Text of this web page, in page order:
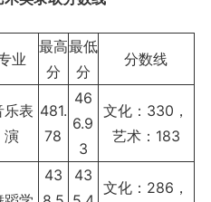
业
最高
分
最低
分
分数线
乐表
演
481.
78
46
6.9
3
文化：330，
艺术：183
43
43
文化：286，